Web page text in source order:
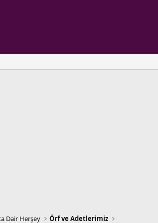
Dair Herşey Örf ve Adetlerimiz